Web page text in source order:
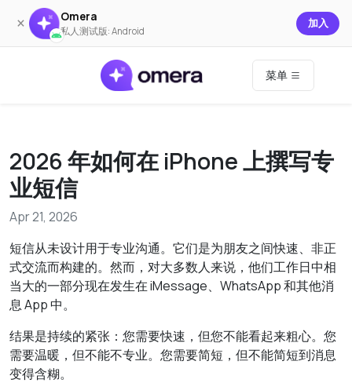
× Omera
私人测试版: Android
加入
菜单
2026 年如何在 iPhone 上撰写专
业短信
Apr 21, 2026
短信从未设计用于专业沟通。它们是为朋友之间快速、非正
式交流而构建的。然而，对大多数人来说，他们工作日中相
当大的一部分现在发生在 iMessage、WhatsApp 和其他消
息 App 中。
结果是持续的紧张：您需要快速，但您不能看起来粗心。您
需要温暖，但不能不专业。您需要简短，但不能简短到消息
变得含糊。